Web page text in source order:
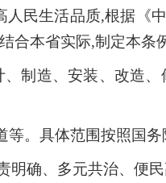
民生活品质,根据《
合本省实际,制定本条
制造、安装、改造
。具体范围按照国务
确、多元共治、便民